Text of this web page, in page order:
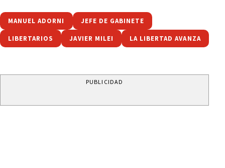
MANUEL ADORNI JEFE DE GABINETE
LIBERTARIOS JAVIER MILEI LA LIBERTAD AVANZA
PUBLICIDAD